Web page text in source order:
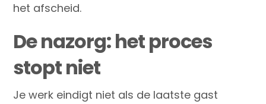
het afscheid.
De nazorg: het proces
stopt niet
Je werk eindigt niet als de laatste gast